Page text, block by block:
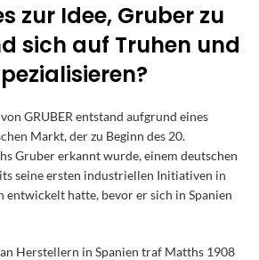
zur Idee, Gruber zu
sich auf Truhen und
GRUBER entstand aufgrund eines
Markt, der zu Beginn des 20.
Gruber erkannt wurde, einem deutschen
seine ersten industriellen Initiativen in
entwickelt hatte, bevor er sich in Spanien
Herstellern in Spanien traf Matths 1908